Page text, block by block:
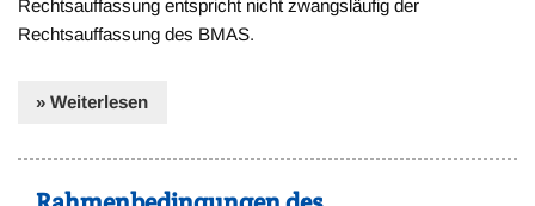
Rechtsauffassung entspricht nicht zwangsläufig der
Rechtsauffassung des BMAS.
» Weiterlesen